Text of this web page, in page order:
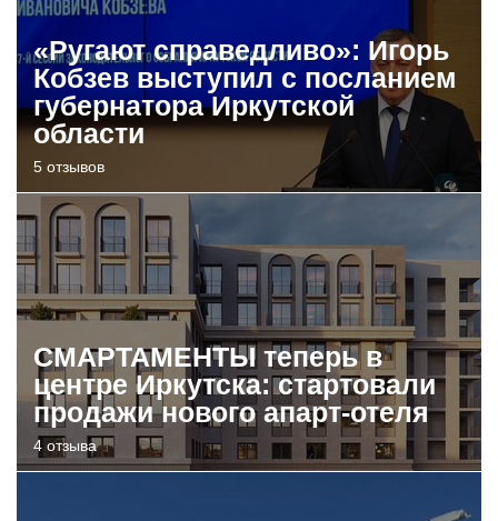
«Ругают справедливо»: Игорь
Кобзев выступил с посланием
губернатора Иркутской
области
5 отзывов
СМАРТАМЕНТЫ теперь в
центре Иркутска: стартовали
продажи нового апарт-отеля
4 отзыва